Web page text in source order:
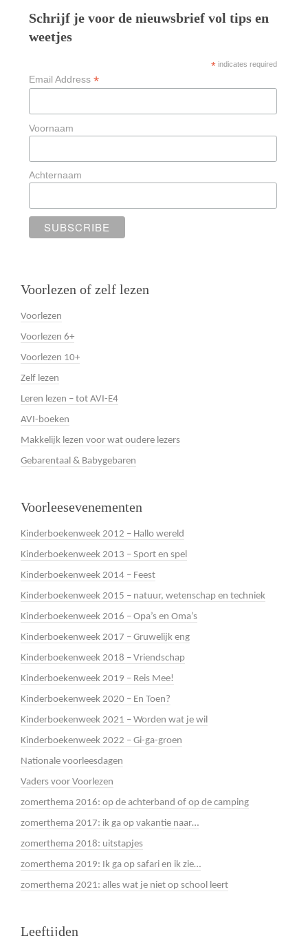
Schrijf je voor de nieuwsbrief vol tips en
weetjes
*indicates required
Email Address *
Voornaam
Achternaam
Voorlezen of zelf lezen
Voorlezen
Voorlezen 6+
Voorlezen 10+
Zelf lezen
Leren lezen – tot AVI-E4
AVI-boeken
Makkelijk lezen voor wat oudere lezers
Gebarentaal & Babygebaren
Voorleesevenementen
Kinderboekenweek 2012 – Hallo wereld
Kinderboekenweek 2013 – Sport en spel
Kinderboekenweek 2014 – Feest
Kinderboekenweek 2015 – natuur, wetenschap en techniek
Kinderboekenweek 2016 – Opa’s en Oma’s
Kinderboekenweek 2017 – Gruwelijk eng
Kinderboekenweek 2018 – Vriendschap
Kinderboekenweek 2019 – Reis Mee!
Kinderboekenweek 2020 – En Toen?
Kinderboekenweek 2021 – Worden wat je wil
Kinderboekenweek 2022 – Gi-ga-groen
Nationale voorleesdagen
Vaders voor Voorlezen
zomerthema 2016: op de achterband of op de camping
zomerthema 2017: ik ga op vakantie naar…
zomerthema 2018: uitstapjes
zomerthema 2019: Ik ga op safari en ik zie…
zomerthema 2021: alles wat je niet op school leert
Leeftijden